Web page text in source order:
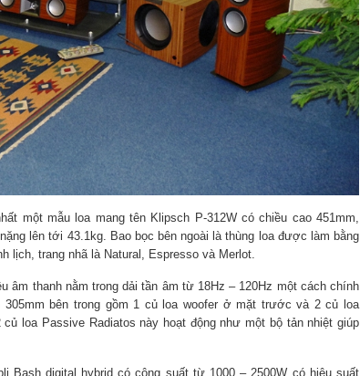
một mẫu loa mang tên Klipsch P-312W có chiều cao 451mm,
lên tới 43.1kg. Bao bọc bên ngoài là thùng loa được làm bằng
lịch, trang nhã là Natural, Espresso và Merlot.
âm thanh nằm trong dải tần âm từ 18Hz – 120Hz một cách chính
bên trong gồm 1 củ loa woofer ở mặt trước và 2 củ loa
loa Passive Radiatos này hoạt động như một bộ tản nhiệt giúp
Bash digital hybrid có công suất từ 1000 – 2500W có hiệu suất